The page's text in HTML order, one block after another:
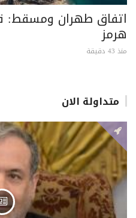
اتفاق طهران ومسقط:
هرمز
منذ 43 دقيقة
متداولة الان